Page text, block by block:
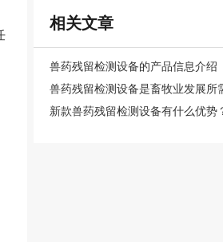
相关文章
兽药残留检测设备的产品信息介绍
兽药残留检测设备是畜牧业发展所
新款兽药残留检测设备有什么优势